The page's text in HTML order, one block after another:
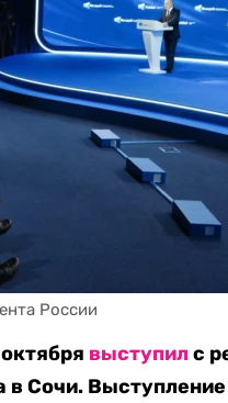
России
выступилс
в Сочи.